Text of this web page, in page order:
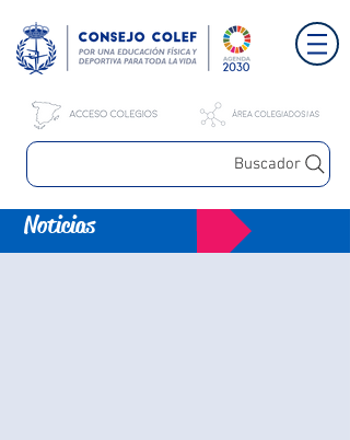
Buscador
Noticias